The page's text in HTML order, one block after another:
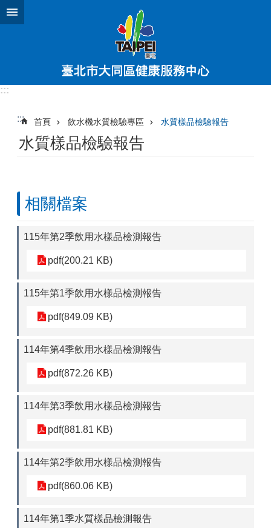
跳到主要內容區塊
:::
::: 首頁 飲水機水質檢驗專區 水質樣品檢驗報告
水質樣品檢驗報告
相關檔案
115年第2季飲用水樣品檢測報告
pdf(200.21 KB)
115年第1季飲用水樣品檢測報告
pdf(849.09 KB)
114年第4季飲用水樣品檢測報告
pdf(872.26 KB)
114年第3季飲用水樣品檢測報告
pdf(881.81 KB)
114年第2季飲用水樣品檢測報告
pdf(860.06 KB)
114年第1季水質樣品檢測報告